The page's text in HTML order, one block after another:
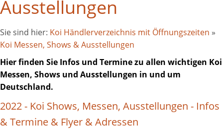
Ausstellungen
Sie sind hier: Koi Händlerverzeichnis mit Öffnungszeiten »
Koi Messen, Shows & Ausstellungen
Hier finden Sie Infos und Termine zu allen wichtigen Koi
Messen, Shows und Ausstellungen in und um
Deutschland.
2022 - Koi Shows, Messen, Ausstellungen - Infos
& Termine & Flyer & Adressen